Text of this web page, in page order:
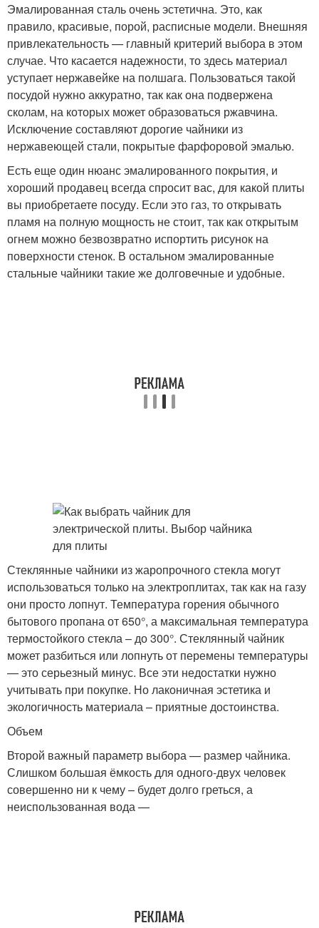
Эмалированная сталь очень эстетична. Это, как
правило, красивые, порой, расписные модели. Внешняя
привлекательность — главный критерий выбора в этом
случае. Что касается надежности, то здесь материал
уступает нержавейке на полшага. Пользоваться такой
посудой нужно аккуратно, так как она подвержена
сколам, на которых может образоваться ржавчина.
Исключение составляют дорогие чайники из
нержавеющей стали, покрытые фарфоровой эмалью.
Есть еще один нюанс эмалированного покрытия, и
хороший продавец всегда спросит вас, для какой плиты
вы приобретаете посуду. Если это газ, то открывать
пламя на полную мощность не стоит, так как открытым
огнем можно безвозвратно испортить рисунок на
поверхности стенок. В остальном эмалированные
стальные чайники такие же долговечные и удобные.
Стеклянные чайники из жаропрочного стекла могут
использоваться только на электроплитах, так как на газу
они просто лопнут. Температура горения обычного
бытового пропана от 650°, а максимальная температура
термостойкого стекла – до 300°. Стеклянный чайник
может разбиться или лопнуть от перемены температуры
— это серьезный минус. Все эти недостатки нужно
учитывать при покупке. Но лаконичная эстетика и
экологичность материала – приятные достоинства.
Объем
Второй важный параметр выбора — размер чайника.
Слишком большая ёмкость для одного-двух человек
совершенно ни к чему – будет долго греться, а
неиспользованная вода —